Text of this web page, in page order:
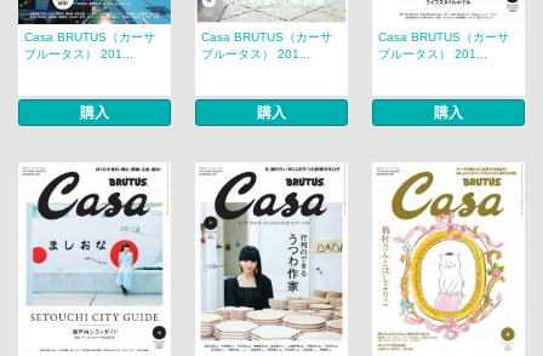
Casa BRUTUS（カーサ
ブルータス） 201...
購入
Casa BRUTUS（カーサ
ブルータス） 201...
購入
Casa BRUTUS（カーサ
ブルータス） 201...
購入